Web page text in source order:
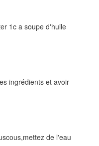
1c a soupe d'huile
ingrédients et avoir
de l'eau